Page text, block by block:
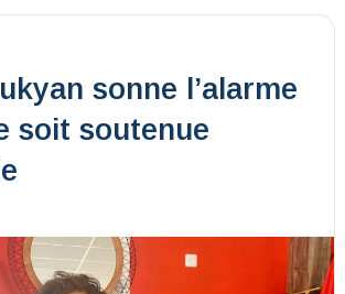
sonne l’alarme
soit soutenue